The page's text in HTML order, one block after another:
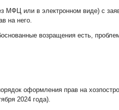
МФЦ или в электронном виде) с
на него.
возращения есть,
оформления прав на
2024 года).